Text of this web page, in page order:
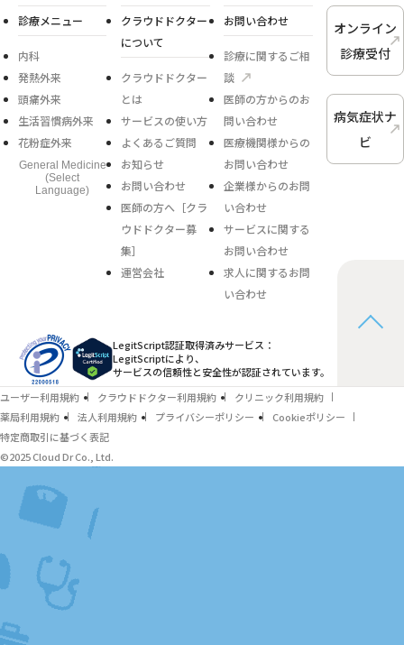
診療メニュー
内科
発熱外来
頭痛外来
生活習慣病外来
花粉症外来
General Medicine
(Select
Language)
クラウドドクター
について
クラウドドクター
とは
サービスの使い方
よくあるご質問
お知らせ
お問い合わせ
医師の方へ［クラ
ウドドクター募
集］
運営会社
お問い合わせ
診療に関するご相
談
医師の方からのお
問い合わせ
医療機関様からの
お問い合わせ
企業様からのお問
い合わせ
サービスに関する
お問い合わせ
求人に関するお問
い合わせ
オンライン
診療受付
病気症状ナ
ビ
LegitScript認証取得済みサービス：
LegitScriptにより、
サービスの信頼性と安全性が認証されています。
ユーザー利用規約
クラウドドクター利用規約
クリニック利用規約
薬局利用規約
法人利用規約 プライバシーポリシー
Cookieポリシー
特定商取引に基づく表記
©2025 Cloud Dr Co., Ltd.